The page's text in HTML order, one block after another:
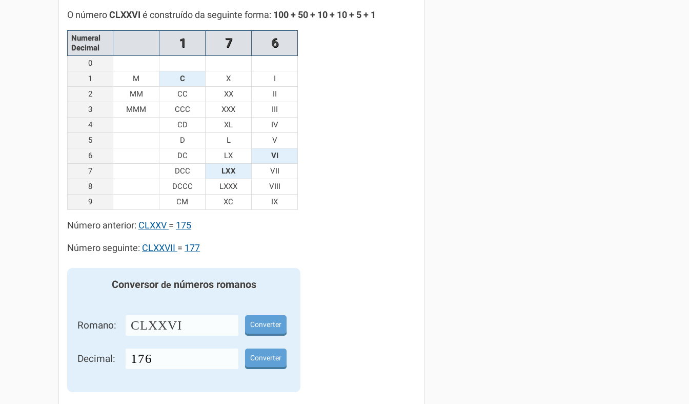
Química
Todos os Exercícios
O número CLXXVI é construído da seguinte forma: 100 + 50 + 10 + 10 + 5 + 1
Numeral
Decimal
1 7 6
0
1
M C X
I
2
MM CC XX
II
3
MMM CCC XXX
III
4
CD XL
IV
5
D L
V
6
DC LX
VI
7
DCC LXX
VII
8
DCCC LXXX
VIII
9
CM XC IX
Número anterior: CLXXV = 175
Número seguinte: CLXXVII = 177
Conversor denúmeros romanos
Romano: CLXXVI Converter
Decimal: Converter